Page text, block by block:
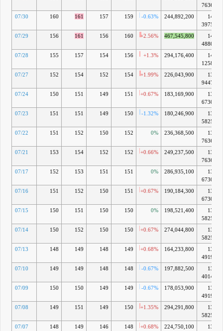
い） 取締役
5月8日)で
の決議状況
2026年5月
31日)
D
（自社株買
会(2026年
5月8日)で
(取得期間
2026年5月
2027年3月
6月 01, 2026
株式取得に
決定に関す
るお知らせ
165条第2
よる定款の
定めに基づ
の取得)
取締役の異
お知らせ
経営戦略の
7636億
07/30
160 161 157 159 -0.63% 244,892,200
14兆
3975億
07/29
156 161 156 160 +2.56% 467,545,800
14兆
4880億
07/28
155 157 154 156 +1.3% 294,176,400
14兆
1258億
07/27
152 154 152 154 +1.99% 226,043,900
13兆
9447億
07/24
150 151 149 151 +0.67% 183,169,900
13兆
6730億
07/23
151 151 149 150 -1.32% 180,246,900
13兆
5825億
07/22
151 152 150 152 0% 236,368,500
13兆
7636億
07/21
153 154 152 152 +0.66% 249,237,500
13兆
7636億
07/17
152 153 151 151 0% 286,935,100
13兆
6730億
07/16
151 152 150 151 +0.67% 190,184,300
13兆
6730億
07/15
150 151 150 150 0% 198,521,400
13兆
5825億
07/14
150 152 150 150 +0.67% 274,044,800
13兆
5825億
07/13
148 149 148 149 +0.68% 164,233,800
13兆
4919億
07/10
149 149 148 148 -0.67% 197,882,500
13兆
4014億
07/09
150 150 149 149 -0.67% 178,053,900
13兆
4919億
07/08
149 151 149 150 +1.35% 294,291,800
13兆
5825億
07/07
148 149 146 148 +0.68% 224,750,100
13兆